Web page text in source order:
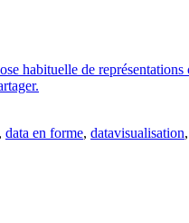
habituelle de
, data en forme, datavisualisation,